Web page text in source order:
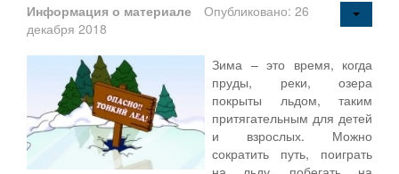
Информация о материале
Опубликовано: 26
декабря 2018
Зима – это время, когда
пруды, реки, озера
покрыты льдом, таким
притягательным для детей
и взрослых. Можно
сократить путь, поиграть